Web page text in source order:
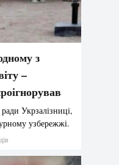
з
–
Укрзалізниці,
узбережжі.